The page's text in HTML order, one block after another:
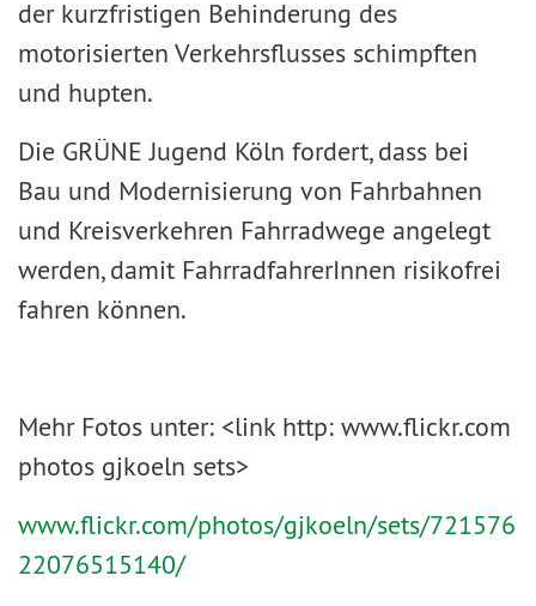
der kurzfristigen Behinderung des
motorisierten Verkehrsflusses schimpften
und hupten.
Die GRÜNE Jugend Köln fordert, dass bei
Bau und Modernisierung von Fahrbahnen
und Kreisverkehren Fahrradwege angelegt
werden, damit FahrradfahrerInnen risikofrei
fahren können.
Mehr Fotos unter: <link http: www.flickr.com
photos gjkoeln sets>
www.flickr.com/photos/gjkoeln/sets/721576
22076515140/